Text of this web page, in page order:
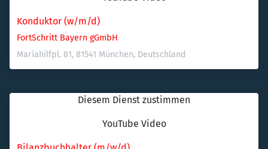
Konduktor (w/m/d)
FortSchritt Bayern gGmbH
Mariahilfpl. 81, 81541 München, Deutschland
Diesem Dienst zustimmen
YouTube Video